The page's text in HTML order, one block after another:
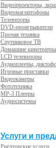
Видеопроекторы,
Видеомагнитофоны
Телевизоры
DVD-проигрыватели
Прочая техника
Спутниковое ТВ
Домашние кинотеатры
LCD телевизоры
Аудиоплееры,
Игровые приставки
Видеокамеры
Фототехника
MP-3 Плееры
Аудиосистемы
Услуги и
Риелторские услуги